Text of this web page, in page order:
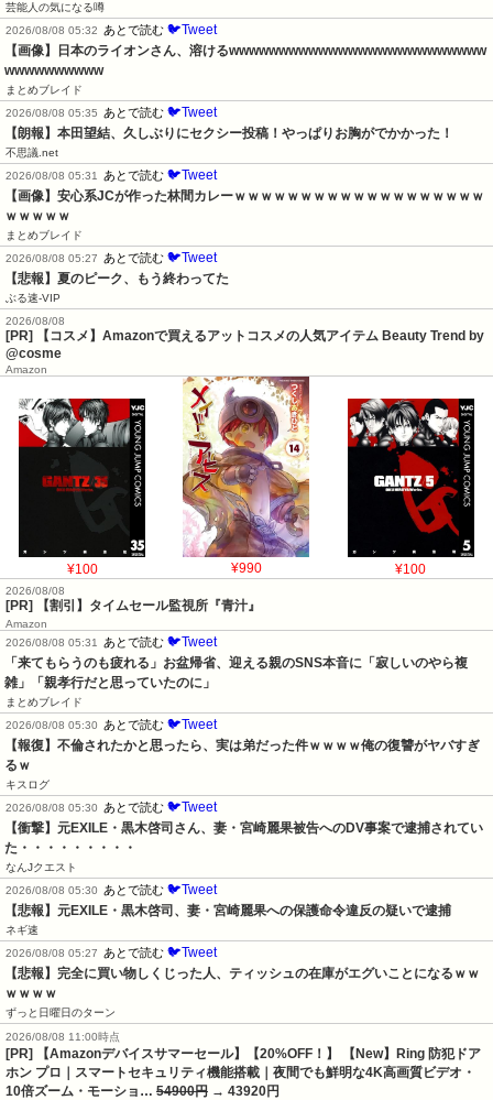
芸能人の気になる噂
2026/08/08 05:32
あとで読む 🐦Tweet
【画像】日本のライオンさん、溶けるwwwwwwwwwwwwwwwwwwwwwwwwww
wwwwwwwwww
まとめブレイド
2026/08/08 05:35
あとで読む 🐦Tweet
【朗報】本田望結、久しぶりにセクシー投稿！やっぱりお胸がでかかった！
不思議.net
2026/08/08 05:31
あとで読む 🐦Tweet
【画像】安心系JCが作った林間カレーｗｗｗｗｗｗｗｗｗｗｗｗｗｗｗｗｗｗｗ
ｗｗｗｗｗ
まとめブレイド
2026/08/08 05:27
あとで読む 🐦Tweet
【悲報】夏のピーク、もう終わってた
ぶる速-VIP
2026/08/08
[PR] 【コスメ】Amazonで買えるアットコスメの人気アイテム Beauty Trend by
@cosme
Amazon
¥100 ¥990 ¥100
2026/08/08
[PR] 【割引】タイムセール監視所『青汁』
Amazon
2026/08/08 05:31
あとで読む 🐦Tweet
「来てもらうのも疲れる」お盆帰省、迎える親のSNS本音に「寂しいのやら複
雑」「親孝行だと思っていたのに」
まとめブレイド
2026/08/08 05:30
あとで読む 🐦Tweet
【報復】不倫されたかと思ったら、実は弟だった件ｗｗｗｗ俺の復讐がヤバすぎ
るｗ
キスログ
2026/08/08 05:30
あとで読む 🐦Tweet
【衝撃】元EXILE・黒木啓司さん、妻・宮崎麗果被告へのDV事案で逮捕されてい
た・・・・・・・・・
なんJクエスト
2026/08/08 05:30
あとで読む 🐦Tweet
【悲報】元EXILE・黒木啓司、妻・宮崎麗果への保護命令違反の疑いで逮捕
ネギ速
2026/08/08 05:27
あとで読む 🐦Tweet
【悲報】完全に買い物しくじった人、ティッシュの在庫がエグいことになるｗｗ
ｗｗｗｗ
ずっと日曜日のターン
2026/08/08 11:00時点
[PR] 【Amazonデバイスサマーセール】【20%OFF！】 【New】Ring 防犯ドア
ホン プロ｜スマートセキュリティ機能搭載｜夜間でも鮮明な4K高画質ビデオ・
10倍ズーム・モーショ… 54900円 → 43920円